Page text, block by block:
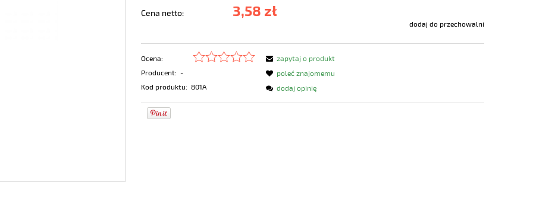
Cena netto: 3,58 zł
dodaj do przechowalni
Ocena:
Producent: -
Kod produktu: 801A
zapytaj o produkt
poleć znajomemu
dodaj opinię